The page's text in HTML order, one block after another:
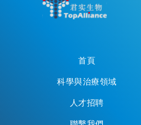
首頁
科學與治療領域
人才招聘